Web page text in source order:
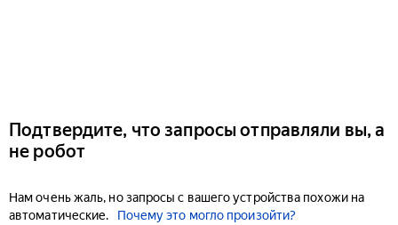
Подтвердите, что запросы отправляли вы, а
не робот
Нам очень жаль, но запросы с вашего устройства похожи на
автоматические.
Почему это могло произойти?